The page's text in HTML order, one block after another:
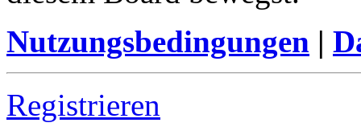
Nutzungsbedingungen |
Registrieren